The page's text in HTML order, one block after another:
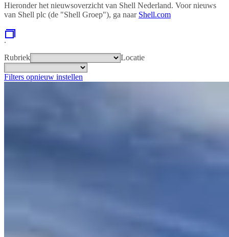
Hieronder het nieuwsoverzicht van Shell Nederland. Voor nieuws
van Shell plc (de "Shell Groep"), ga naar Shell.com
.
Rubriek
Locatie
Filters opnieuw instellen